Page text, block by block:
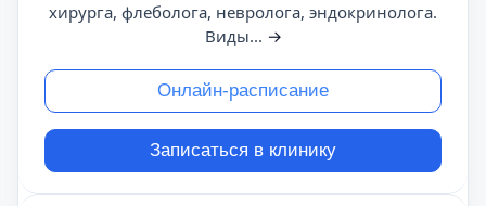
хирурга, флеболога, невролога, эндокринолога.
Виды... →
Онлайн-расписание
Записаться в клинику